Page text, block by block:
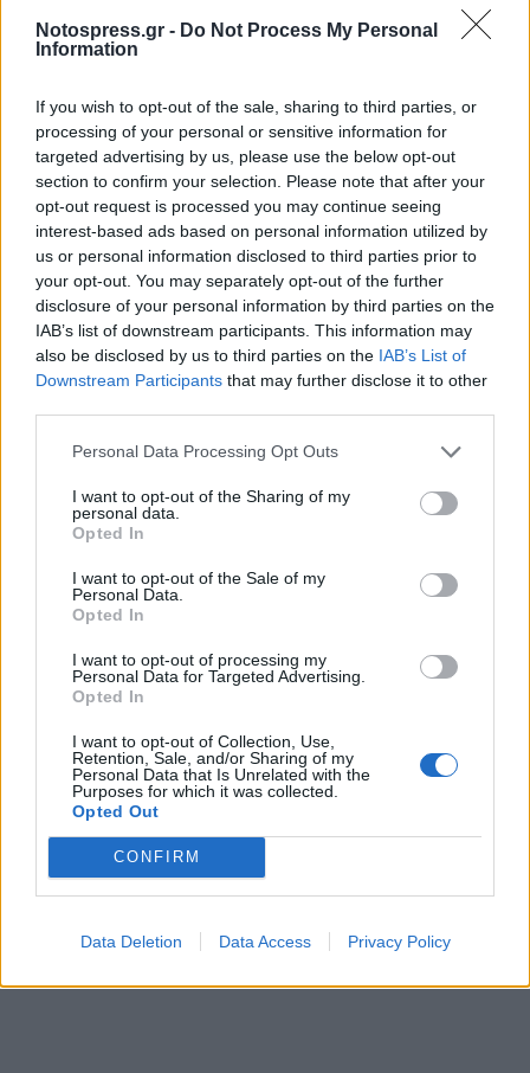
Notospress.gr - Do Not Process My Personal
Information
If you wish to opt-out of the sale, sharing to third parties, or
processing of your personal or sensitive information for
targeted advertising by us, please use the below opt-out
section to confirm your selection. Please note that after your
opt-out request is processed you may continue seeing
interest-based ads based on personal information utilized by
us or personal information disclosed to third parties prior to
your opt-out. You may separately opt-out of the further
disclosure of your personal information by third parties on the
IAB’s list of downstream participants. This information may
also be disclosed by us to third parties on the IAB’s List of
Downstream Participants that may further disclose it to other
Personal Data Processing Opt Outs
I want to opt-out of the Sharing of my
personal data.
Opted In
I want to opt-out of the Sale of my
Personal Data.
Opted In
I want to opt-out of processing my
Personal Data for Targeted Advertising.
Opted In
I want to opt-out of Collection, Use,
Retention, Sale, and/or Sharing of my
Personal Data that Is Unrelated with the
Purposes for which it was collected.
Opted Out
CONFIRM
Data Deletion Data Access Privacy Policy